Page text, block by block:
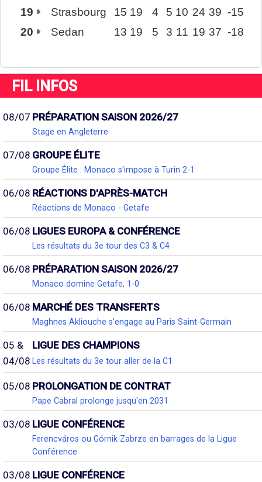
19
Strasbourg 15 19 4 5 10 24 39 -15
20
Sedan 13 19 5 3 11 19 37 -18
FIL INFOS
08/07 PRÉPARATION SAISON 2026/27
Stage en Angleterre
07/08 GROUPE ÉLITE
Groupe Élite : Monaco s'impose à Turin 2-1
06/08 RÉACTIONS D'APRÈS-MATCH
Réactions de Monaco - Getafe
06/08 LIGUES EUROPA & CONFÉRENCE
Les résultats du 3e tour des C3 & C4
06/08 PRÉPARATION SAISON 2026/27
Monaco domine Getafe, 1-0
06/08 MARCHÉ DES TRANSFERTS
Maghnes Akliouche s'engage au Paris Saint-Germain
05 &
04/08
LIGUE DES CHAMPIONS
Les résultats du 3e tour aller de la C1
05/08 PROLONGATION DE CONTRAT
Pape Cabral prolonge jusqu'en 2031
03/08 LIGUE CONFÉRENCE
Ferencváros ou Górnik Zabrze en barrages de la Ligue
Conférence
03/08 LIGUE CONFÉRENCE